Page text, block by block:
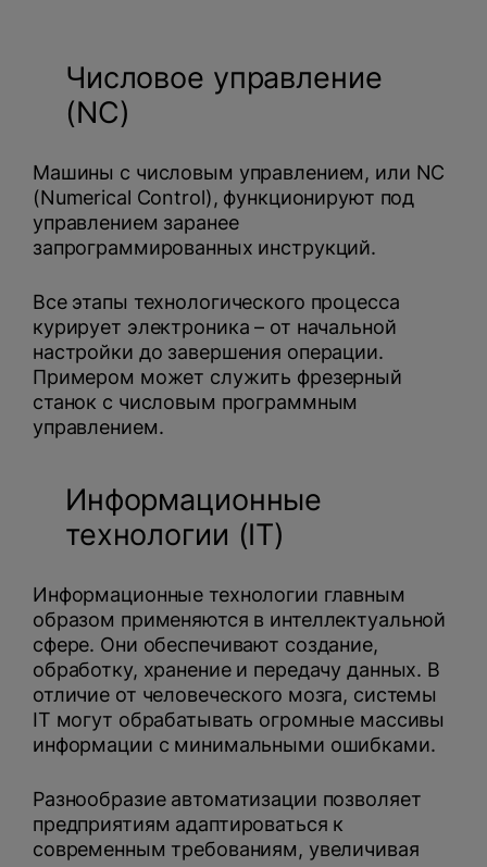
Числовое управление
(NC)
Машины с числовым управлением, или NC
(Numerical Control), функционируют под
управлением заранее
запрограммированных инструкций.
Все этапы технологического процесса
курирует электроника – от начальной
настройки до завершения операции.
Примером может служить фрезерный
станок с числовым программным
управлением.
Информационные
технологии (IT)
Информационные технологии главным
образом применяются в интеллектуальной
сфере. Они обеспечивают создание,
обработку, хранение и передачу данных. В
отличие от человеческого мозга, системы
IT могут обрабатывать огромные массивы
информации с минимальными ошибками.
Разнообразие автоматизации позволяет
предприятиям адаптироваться к
современным требованиям, увеличивая